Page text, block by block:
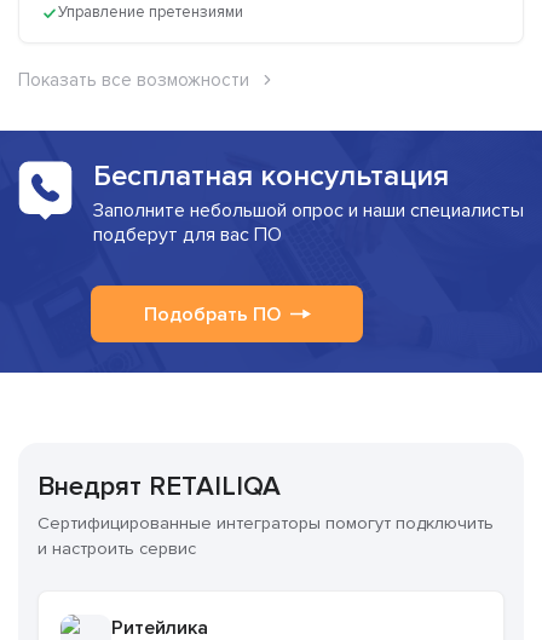
Управление претензиями
Показать все возможности
Бесплатная консультация
Заполните небольшой опрос и наши специалисты
подберут для вас ПО
Подобрать ПО
Внедрят RETAILIQA
Сертифицированные интеграторы помогут подключить
и настроить сервис
Ритейлика